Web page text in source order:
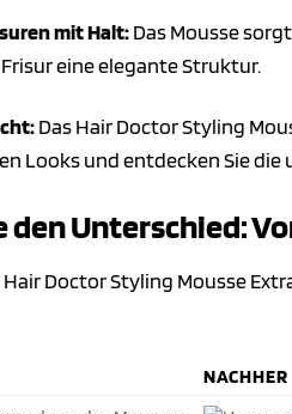
mit Halt:Das Mousse
eine elegante Struktur.
Das Hair Doctor Styling
Looks und entdecken Sie
den Unterschied:
Doctor Styling Mousse
NACHHER